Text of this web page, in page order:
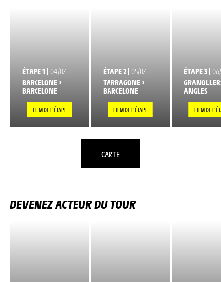
ÉTAPE 1 | 04/07
BARCELONE >
BARCELONE
FILM DE L'ÉTAPE
ÉTAPE 2 | 05/07
TARRAGONE >
BARCELONE
FILM DE L'ÉTAPE
ÉTAPE 3 |
ANGLES
FILM DE
CARTE
DEVENEZ ACTEUR DU TOUR